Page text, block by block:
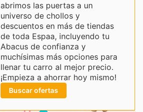
abrimos las puertas a un
universo de chollos y
descuentos en más de tiendas
de toda Espaa, incluyendo tu
Abacus de confianza y
muchísimas más opciones para
llenar tu carro al mejor precio.
¡Empieza a ahorrar hoy mismo!
Buscar ofertas